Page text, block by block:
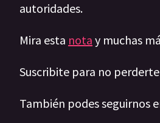
autoridades.
Mira esta nota y muchas
Suscribite para no
También podes seguirnos